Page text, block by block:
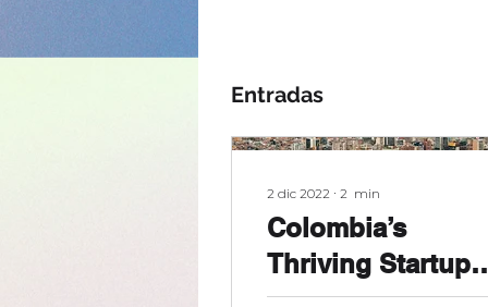
Entradas
2 dic 2022 ∙ 2 min
Colombia’s
Thriving Startup
Ecosystem